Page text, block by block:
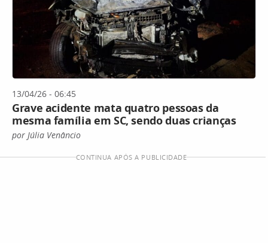
13/04/26 - 06:45
Grave acidente mata quatro pessoas da
mesma família em SC, sendo duas crianças
por Júlia Venâncio
CONTINUA APÓS A PUBLICIDADE